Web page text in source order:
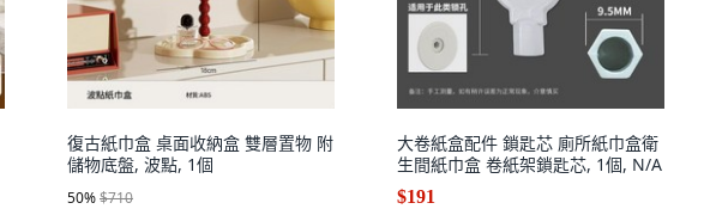
復古紙巾盒 桌面收納盒 雙層置物 附
儲物底盤, 波點, 1個
50%$710
大卷紙盒配件 鎖匙芯 廁所紙巾盒衛
生間紙巾盒 卷紙架鎖匙芯, 1個, N/A
$191